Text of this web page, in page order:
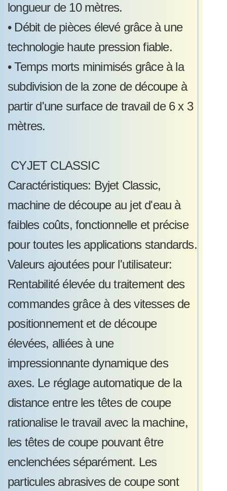
longueur de 10 mètres.
• Débit de pièces élevé grâce à une
technologie haute pression fiable.
• Temps morts minimisés grâce à la
subdivision de la zone de découpe à
partir d'une surface de travail de 6 x 3
mètres.
CYJET CLASSIC
Caractéristiques: Byjet Classic,
machine de découpe au jet d'eau à
faibles coûts, fonctionnelle et précise
pour toutes les applications standards.
Valeurs ajoutées pour l'utilisateur:
Rentabilité élevée du traitement des
commandes grâce à des vitesses de
positionnement et de découpe
élevées, alliées à une
impressionnante dynamique des
axes. Le réglage automatique de la
distance entre les têtes de coupe
rationalise le travail avec la machine,
les têtes de coupe pouvant être
enclenchées séparément. Les
particules abrasives de coupe sont